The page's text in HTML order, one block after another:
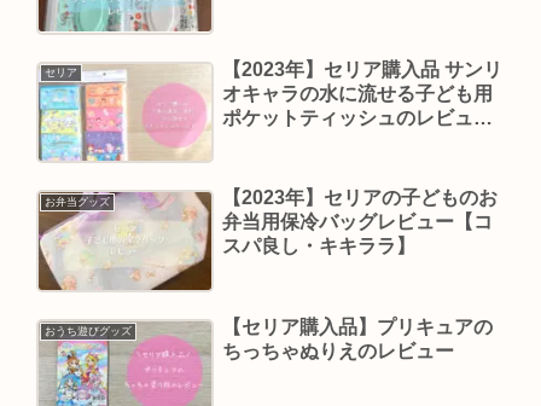
セリア
【2023年】セリア購入品 サンリ
オキャラの水に流せる子ども用
ポケットティッシュのレビュー
お弁当グッズ
【2023年】セリアの子どものお
弁当用保冷バッグレビュー【コ
スパ良し・キキララ】
おうち遊びグッズ
【セリア購入品】プリキュアの
ちっちゃぬりえのレビュー